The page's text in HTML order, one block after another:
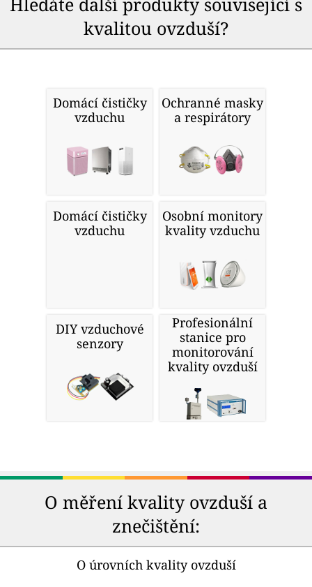
kvalitou ovzduší?
Domácí čističky
vzduchu
Ochranné masky
a respirátory
Domácí čističky
vzduchu
Osobní monitory
kvality vzduchu
DIY vzduchové
senzory
Profesionální
stanice pro
monitorování
kvality ovzduší
O měření kvality ovzduší a
znečištění:
O úrovních kvality ovzduší